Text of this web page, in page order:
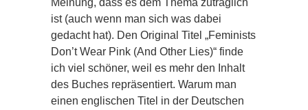
ist (auch wenn man sich was dabei
gedacht hat). Den Original Titel „Feminists
Don’t Wear Pink (And Other Lies)“ finde
ich viel schöner, weil es mehr den Inhalt
des Buches repräsentiert. Warum man
einen englischen Titel in der Deutschen